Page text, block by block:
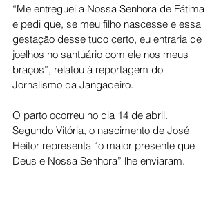
“Me entreguei a Nossa Senhora de Fátima
e pedi que, se meu filho nascesse e essa
gestação desse tudo certo, eu entraria de
joelhos no santuário com ele nos meus
braços”, relatou à reportagem do
Jornalismo da Jangadeiro.
O parto ocorreu no dia 14 de abril.
Segundo Vitória, o nascimento de José
Heitor representa “o maior presente que
Deus e Nossa Senhora” lhe enviaram.